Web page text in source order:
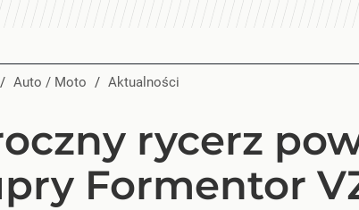
/ Auto / Moto / Aktualności
rycerz
Formentor